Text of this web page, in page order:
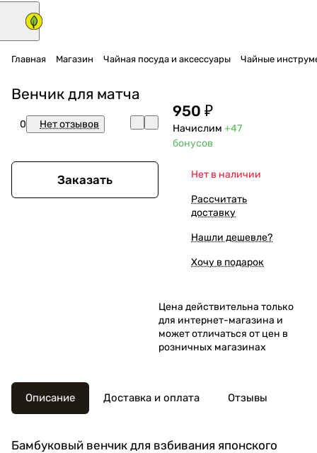
Главная Магазин Чайная посуда и аксессуары Чайные
Венчик для матча
0 Нет отзывов
Заказать
950 ₽
Начислим +47
бонусов
Нет в наличии
Рассчитать
доставку
Нашли дешевле?
Хочу в подарок
Цена действительна только
для интернет-магазина и
может отличаться от цен в
розничных магазинах
Описание Доставка и оплата Отзывы
Бамбуковый венчик для взбивания японского